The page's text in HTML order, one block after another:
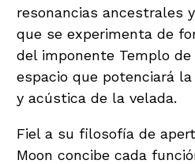
resonancias ancestrales
que se experimenta de
del imponente Templo
espacio que potenciará
y acústica de la velada.
Fiel a su filosofía de
Moon concibe cada